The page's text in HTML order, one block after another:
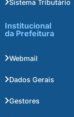
Sistema Tributário
Institucional
da Prefeitura
Webmail
Dados Gerais
Gestores